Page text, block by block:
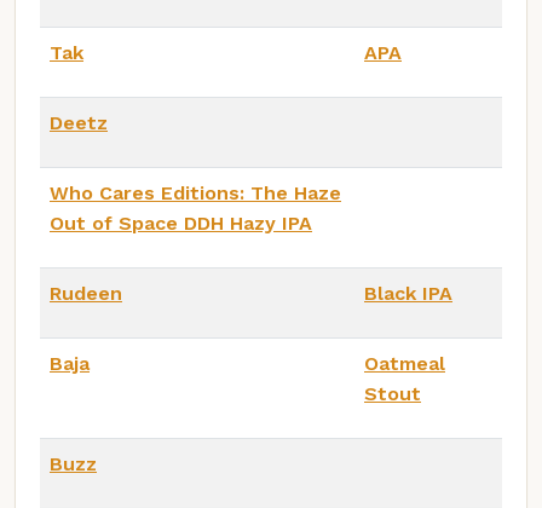
Tak APA
Deetz
Who Cares Editions: The Haze
Out of Space DDH Hazy IPA
Rudeen Black IPA
Baja
Oatmeal
Stout
Buzz